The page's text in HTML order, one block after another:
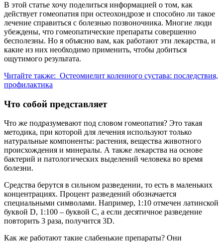
В этой статье хочу поделиться информацией о том, как
действует гомеопатия при остеохондрозе и способно ли такое
лечение справиться с болезнью позвоночника. Многие люди
убеждены, что гомеопатические препараты совершенно
бесполезны. Но я объясню вам, как работают эти лекарства, и
какие из них необходимо применить, чтобы добиться
ощутимого результата.
Читайте также: Остеомиелит коленного сустава: последствия,
профилактика
Что собой представляет
Что же подразумевают под словом гомеопатия? Это такая
методика, при которой для лечения используют только
натуральные компоненты: растения, вещества животного
происхождения и минералы. А также лекарства на основе
бактерий и патологических выделений человека во время
болезни.
Средства берутся в сильном разведении, то есть в маленьких
концентрациях. Процент разведений обозначается
специальными символами. Например, 1:10 отмечен латинской
буквой D, 1:100 – буквой С, а если десятичное разведение
повторить 3 раза, получится 3D.
Как же работают такие слабенькие препараты? Они